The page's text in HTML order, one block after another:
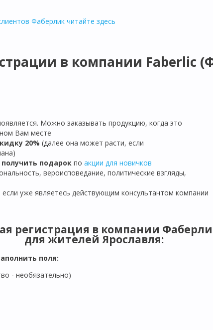
Фаберлик читайте здесь
в компании Faberlic
Можно заказывать продукцию, когда это
Вам месте
20% (далее она может расти, если
подарок по акции для новичков
вероисповедание, политические взгляды,
уже являетесь действующим консультантом компании
регистрация в компании
для жителей Ярославля:
поля:
- необязательно)